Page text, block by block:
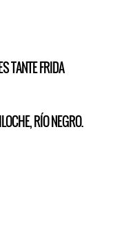
TANTE FRIDA
RÍO NEGRO.